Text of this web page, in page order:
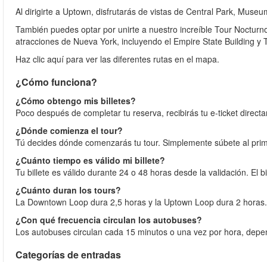
Al dirigirte a Uptown, disfrutarás de vistas de Central Park,
También puedes optar por unirte a nuestro increíble Tour
atracciones de Nueva York, incluyendo el Empire State Building y
Haz clic aquí para ver las diferentes rutas en el mapa.
¿Cómo funciona?
¿Cómo obtengo mis billetes?
Poco después de completar tu reserva, recibirás tu e-ticket
¿Dónde comienza el tour?
Tú decides dónde comenzarás tu tour. Simplemente súbete al
¿Cuánto tiempo es válido mi billete?
Tu billete es válido durante 24 o 48 horas desde la validación. El
¿Cuánto duran los tours?
La Downtown Loop dura 2,5 horas y la Uptown Loop dura 2 horas.
¿Con qué frecuencia circulan los autobuses?
Los autobuses circulan cada 15 minutos o una vez por hora,
Categorías de entradas